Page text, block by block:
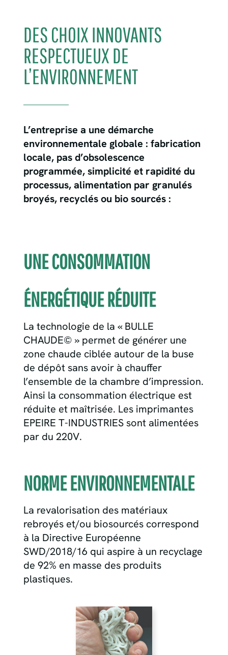
DES CHOIX INNOVANTS
RESPECTUEUX DE
L’ENVIRONNEMENT
L’entreprise a une démarche
environnementale globale : fabrication
locale, pas d’obsolescence
programmée, simplicité et rapidité du
processus, alimentation par granulés
broyés, recyclés ou bio sourcés :
UNE CONSOMMATION
ÉNERGÉTIQUE RÉDUITE
La technologie de la « BULLE
CHAUDE© » permet de générer une
zone chaude ciblée autour de la buse
de dépôt sans avoir à chauffer
l’ensemble de la chambre d’impression.
Ainsi la consommation électrique est
réduite et maîtrisée. Les imprimantes
EPEIRE T-INDUSTRIES sont alimentées
par du 220V.
NORME ENVIRONNEMENTALE
La revalorisation des matériaux
rebroyés et/ou biosourcés correspond
à la Directive Européenne
SWD/2018/16 qui aspire à un recyclage
de 92% en masse des produits
plastiques.